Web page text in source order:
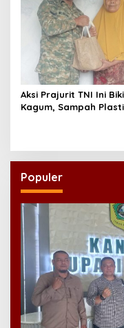
Aksi Prajurit TNI Ini
Kagum, Sampah
Populer